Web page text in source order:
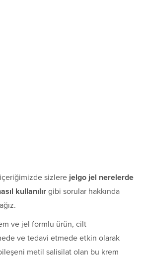
içeriğimizde sizlere jelgo jel nerelerde
kullanılır gibi sorular hakkında
ve jel formlu ürün, cilt
ve tedavi etmede etkin olarak
metil salisilat olan bu krem